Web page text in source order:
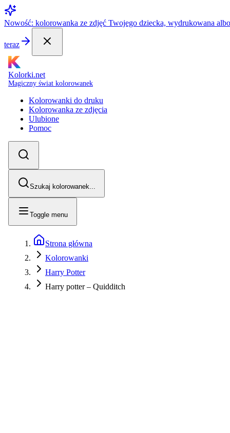
Nowość: kolorowanka ze zdjęć Twojego dziecka, wydrukowana
teraz
Kolorki.net
Magiczny świat kolorowanek
Kolorowanki do druku
Kolorowanka ze zdjęcia
Ulubione
Pomoc
Szukaj kolorowanek...
Toggle menu
Strona główna
Kolorowanki
Harry Potter
Harry potter – Quidditch